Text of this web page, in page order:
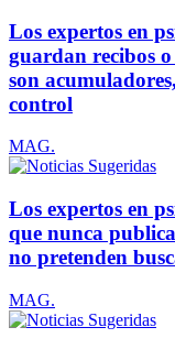
Los expertos en
guardan recibos
son
control
MAG.
Los expertos en
que nunca
no pretenden
MAG.